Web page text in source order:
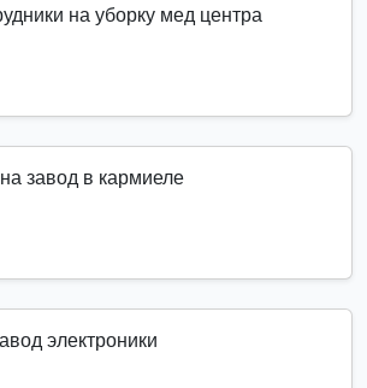
на уборку мед центра
завод в кармиеле
электроники